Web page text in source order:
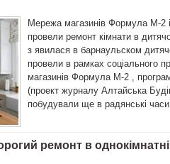
Мережа магазинів Формула М-2
провели ремонт кімнати в
з явилася в барнаульском
провели в рамках соціального
магазинів Формула М-2 ,
(проект журналу Алтайська
побудували ще в радянські
ремонт в